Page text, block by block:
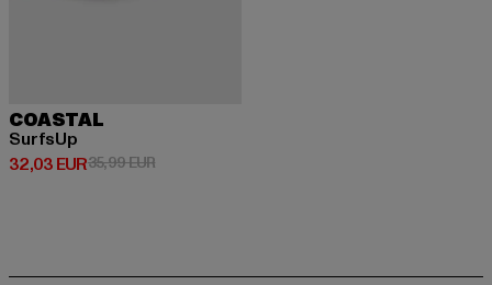
COASTAL
SurfsUp
32,03 EUR
Ajankohtainen hinta: 32,03 EUR
35,99 EURKampanjahinta: 35,99 EUR